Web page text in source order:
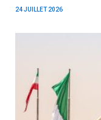
24 JUILLET 2026